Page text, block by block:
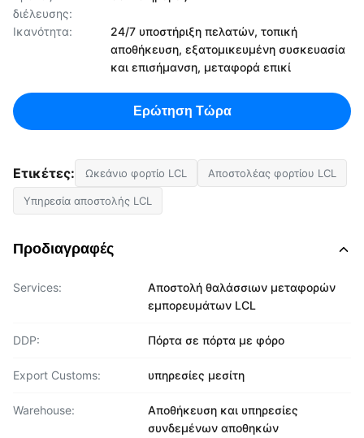
διέλευσης:
Ικανότητα:
24/7 υποστήριξη πελατών, τοπική
αποθήκευση, εξατομικευμένη συσκευασία
και επισήμανση, μεταφορά επικί
Ερώτηση Τώρα
Ετικέτες: Ωκεάνιο φορτίο LCL Αποστολέας φορτίου LCL
Υπηρεσία αποστολής LCL
Προδιαγραφές
Services:
Αποστολή θαλάσσιων μεταφορών
εμπορευμάτων LCL
DDP: Πόρτα σε πόρτα με φόρο
Export Customs: υπηρεσίες μεσίτη
Warehouse:
Αποθήκευση και υπηρεσίες
συνδεμένων αποθηκών